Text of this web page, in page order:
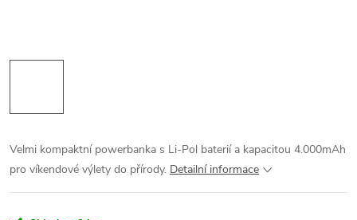
Velmi kompaktní powerbanka s Li-Pol baterií a kapacitou 4.000mAh
pro víkendové výlety do přírody. Detailní informace